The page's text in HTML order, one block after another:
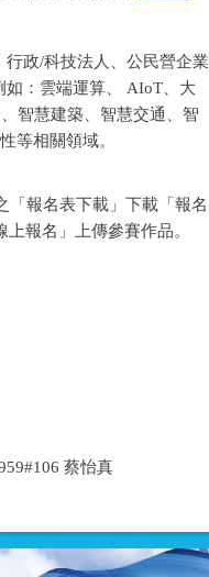
政/科技法人、公民營企業
：雲端運算、 AIoT、大
智慧建築、智慧交通、智
等相關領域。
「報名表下載」下載「報名
報名」上傳參賽作品。
蔡怡真